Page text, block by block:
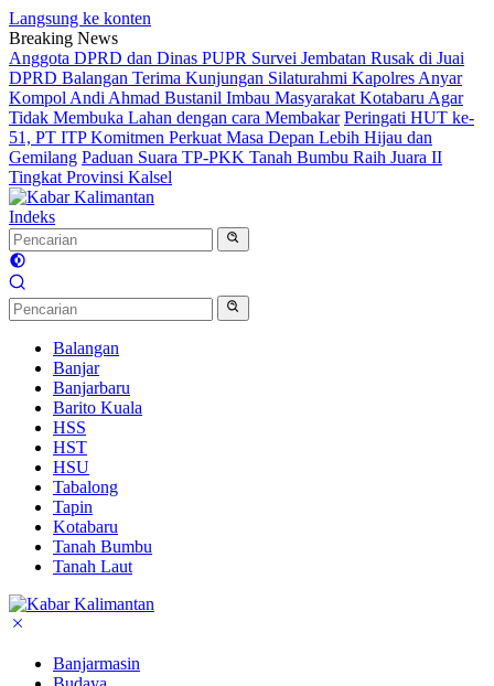
Langsung ke konten
Breaking News
Anggota DPRD dan Dinas PUPR Survei Jembatan Rusak di Juai
DPRD Balangan Terima Kunjungan Silaturahmi Kapolres Anyar
Kompol Andi Ahmad Bustanil Imbau Masyarakat Kotabaru Agar
Tidak Membuka Lahan dengan cara Membakar Peringati HUT ke-
51, PT ITP Komitmen Perkuat Masa Depan Lebih Hijau dan
Gemilang Paduan Suara TP-PKK Tanah Bumbu Raih Juara II
Tingkat Provinsi Kalsel
Indeks
Balangan
Banjar
Banjarbaru
Barito Kuala
HSS
HST
HSU
Tabalong
Tapin
Kotabaru
Tanah Bumbu
Tanah Laut
Banjarmasin